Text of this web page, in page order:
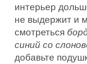
интерьер
не выдержит и
смотреться
синий со
добавьте